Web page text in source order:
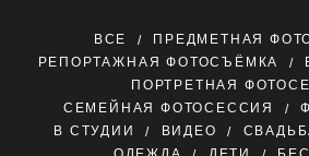
ВСЕ
ПРЕДМЕТНАЯ
РЕПОРТАЖНАЯ ФОТОСЪЁМКА
ПОРТРЕТНАЯ
СЕМЕЙНАЯ ФОТОСЕССИЯ
В СТУДИИ
ВИДЕО